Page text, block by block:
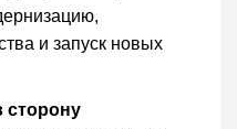
и запуск новых